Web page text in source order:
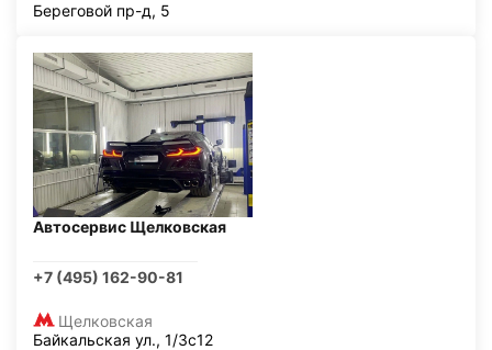
Береговой пр-д, 5
Автосервис Щелковская
+7 (495) 162-90-81
Щелковская
Байкальская ул., 1/3с12